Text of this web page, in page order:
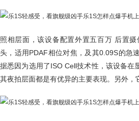
照相层面，该设备配置外置五百万 后置
头，适用PDAF相位对焦，及其0.09S的急
据悉因为选用了ISO Cell技术性，该设备在
其夜拍层面都是有优异的主要表现。另外，